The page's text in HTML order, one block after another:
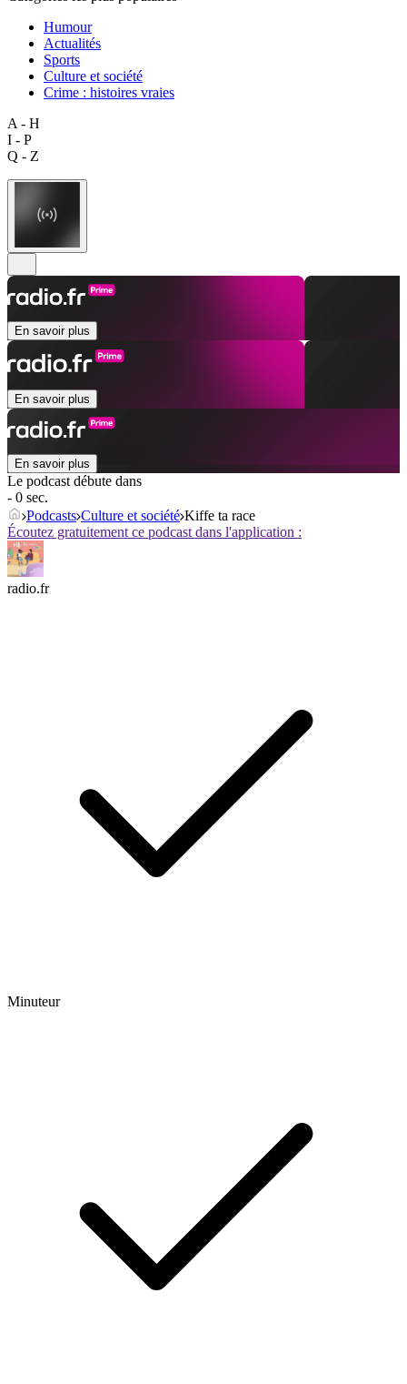
Humour
Actualités
Sports
Culture et société
Crime : histoires vraies
A - H
I - P
Q - Z
En savoir plus
En savoir plus
En savoir plus
Le podcast débute dans
- 0 sec.
Podcasts Culture et société Kiffe ta race
Écoutez gratuitement ce podcast dans l'application :
radio.fr
Minuteur